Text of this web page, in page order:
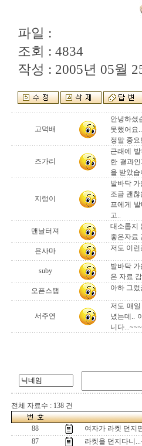
파일 :
조회 : 4834
작성 : 2005년 05월
고덕배
안녕하셨
못했어요
정말 중
즈가리
근래에
한 결과
을 받았
지렁이
발바닥
조금 괜
프에게
고..
맨날터져
대소롭지
좋은자료
욘사마
저도 이
suby
발바닥
은 자료
오픈스탭
아하 그
서주연
저도 매
녔는데..
니다
전체 자료수 : 138 건
88
여자가 라켓 던지
87
라켓을 던지다니